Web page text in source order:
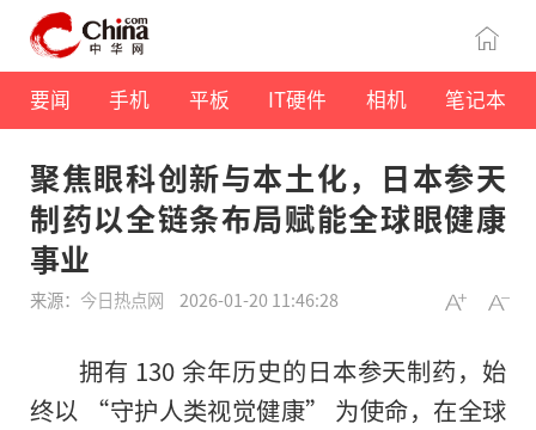
要闻 手机 平板 IT硬件 相机 笔记本
聚焦眼科创新与本土化，日本参天
制药以全链条布局赋能全球眼健康
事业
来源： 今日热点网 2026-01-20 11:46:28
拥有 130 余年历史的日本参天制药，始
终以 “守护人类视觉健康” 为使命，在全球